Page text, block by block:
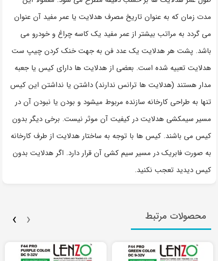
مدت زمان که به عنوان تاریخ مصرف هدلایت یا عمر مفید آن عنوان
می گردد به مراتب بیشتر از عمر مفید یک کاسه چراغ و خودرو می
باشد. پشت هر هدلایت یک عدد فن به جهت خنک کردن چیپ ست
هدلایت تعبیه شده است. بعضی از هدلایت ها دارای کیس یا جعبه
مدار هستند (هدلایت ها ترانس ندارند) داشتن یا نداشتن این کیس
تنها به طراحی کارخانه سازنده مربوط میشود و بودن یا نبودن آن در
مسیر سیمکشی هدلایت در کیفیت آن موثر نیست. برخی دیگر بدون
کیس می باشند. کیس ها با توجه به ساختار هدلایت از طرف کارخانه
به صورت فابریک در مسیر سیم کشی آن قرار دارد. اگر هدلایت بدون
کیس دیدید تعجب نکنید.
محصولات مرتبط ‹
›